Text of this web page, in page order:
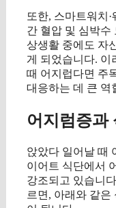
또한, 스마트워치
간 혈압 및 심박수
상생활 중에도 자
게 되었습니다. 이
때 어지럽다면 주
대응하는 데 큰 역
어지럼증과
앉았다 일어날 때
이어트 식단에서
강조되고 있습니
르면, 아래와 같